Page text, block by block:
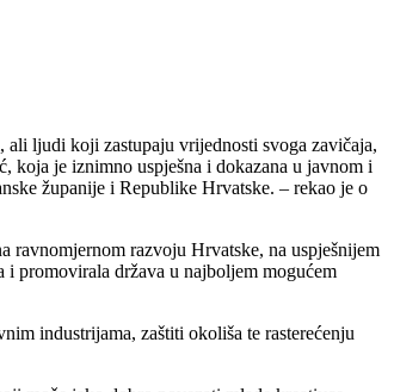
ljudi koji zastupaju vrijednosti svoga zavičaja,
koja je iznimno uspješna i dokazana u javnom i
županije i Republike Hrvatske. – rekao je o
ravnomjernom razvoju Hrvatske, na uspješnijem
promovirala država u najboljem mogućem
industrijama, zaštiti okoliša te rasterećenju